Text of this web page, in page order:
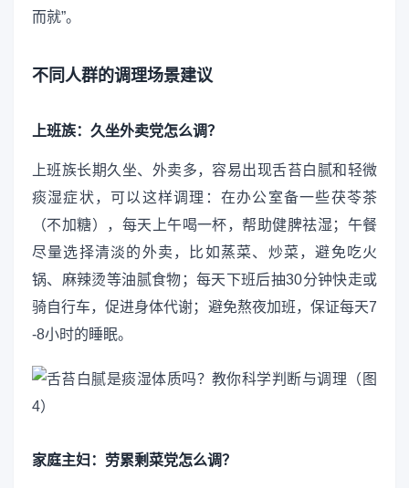
而就”。
不同人群的调理场景建议
上班族：久坐外卖党怎么调？
上班族长期久坐、外卖多，容易出现舌苔白腻和轻微
痰湿症状，可以这样调理：在办公室备一些茯苓茶
（不加糖），每天上午喝一杯，帮助健脾祛湿；午餐
尽量选择清淡的外卖，比如蒸菜、炒菜，避免吃火
锅、麻辣烫等油腻食物；每天下班后抽30分钟快走或
骑自行车，促进身体代谢；避免熬夜加班，保证每天7
-8小时的睡眠。
家庭主妇：劳累剩菜党怎么调？